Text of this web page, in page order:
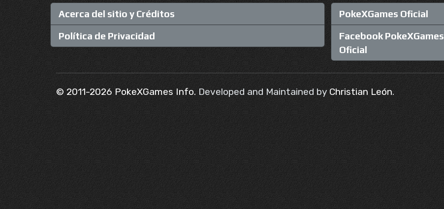
Acerca del sitio y Créditos
Política de Privacidad
PokeXGames Oficial
Facebook PokeXGames
Oficial
© 2011-2026 PokeXGames Info. Developed and Maintained by Christian León.